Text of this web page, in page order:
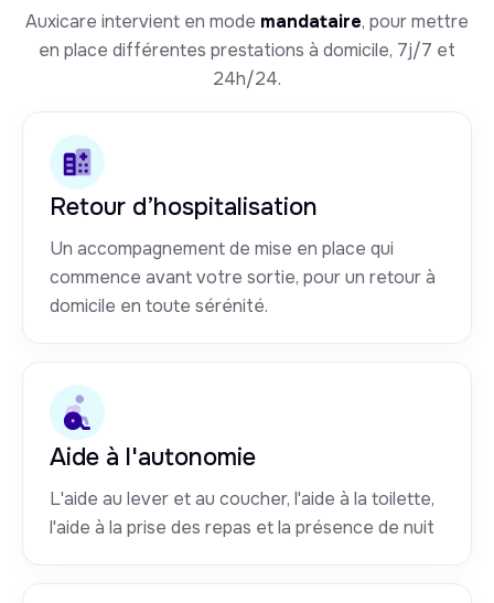
Auxicare intervient en mode mandataire, pour mettre
en place différentes prestations à domicile, 7j/7 et
24h/24.
Retour d’hospitalisation
Un accompagnement de mise en place qui
commence avant votre sortie, pour un retour à
domicile en toute sérénité.
Aide à l'autonomie
L'aide au lever et au coucher, l'aide à la toilette,
l'aide à la prise des repas et la présence de nuit